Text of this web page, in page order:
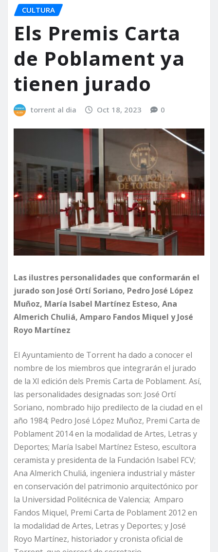
CULTURA
Els Premis Carta
de Poblament ya
tienen jurado
torrent al dia Oct 18, 2023 0
Las ilustres personalidades que conformarán el
jurado son José Ortí Soriano, Pedro José López
Muñoz, María Isabel Martínez Esteso, Ana
Almerich Chuliá, Amparo Fandos Miquel y José
Royo Martínez
El Ayuntamiento de Torrent ha dado a conocer el
nombre de los miembros que integrarán el jurado
de la XI edición dels Premis Carta de Poblament. Así,
las personalidades designadas son: José Ortí
Soriano, nombrado hijo predilecto de la ciudad en el
año 1984; Pedro José López Muñoz, Premi Carta de
Poblament 2014 en la modalidad de Artes, Letras y
Deportes; María Isabel Martínez Esteso, escultora
ceramista y presidenta de la Fundación Isabel FCV;
Ana Almerich Chuliá, ingeniera industrial y máster
en conservación del patrimonio arquitectónico por
la Universidad Politécnica de Valencia; Amparo
Fandos Miquel, Premi Carta de Poblament 2012 en
la modalidad de Artes, Letras y Deportes; y José
Royo Martínez, historiador y cronista oficial de